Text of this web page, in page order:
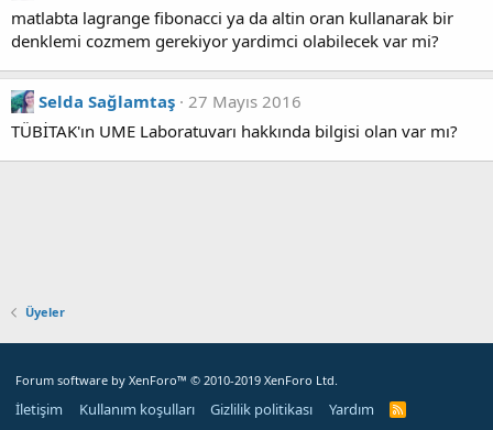
matlabta lagrange fibonacci ya da altin oran kullanarak bir
denklemi cozmem gerekiyor yardimci olabilecek var mi?
Selda Sağlamtaş 27 Mayıs 2016
TÜBİTAK'ın UME Laboratuvarı hakkında bilgisi olan var mı?
Üyeler
Forum software by XenForo™ © 2010-2019 XenForo Ltd.
İletişim Kullanım koşulları Gizlilik politikası Yardım
R